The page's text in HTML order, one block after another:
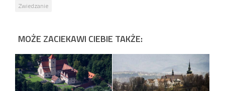
Zwiedzanie
MOŻE ZACIEKAWI CIEBIE TAKŻE: